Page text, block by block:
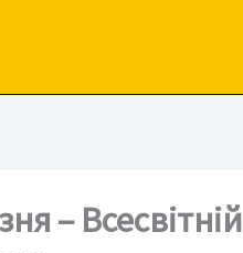
– Всесвітній